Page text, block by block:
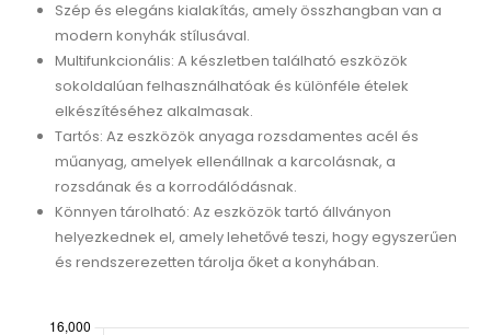
Szép és elegáns kialakítás, amely összhangban van a
modern konyhák stílusával.
Multifunkcionális: A készletben található eszközök
sokoldalúan felhasználhatóak és különféle ételek
elkészítéséhez alkalmasak.
Tartós: Az eszközök anyaga rozsdamentes acél és
műanyag, amelyek ellenállnak a karcolásnak, a
rozsdának és a korrodálódásnak.
Könnyen tárolható: Az eszközök tartó állványon
helyezkednek el, amely lehetővé teszi, hogy egyszerűen
és rendszerezetten tárolja őket a konyhában.